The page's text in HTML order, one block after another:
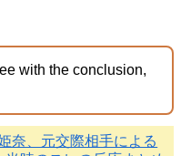
with the conclusion,
奈、元交際相手による